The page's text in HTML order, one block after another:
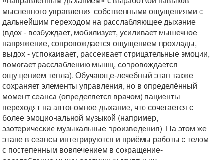
мысленного управления собственными ощущениями с
дальнейшим переходом на расслабляющее дыхание
(вдох - возбуждает, мобилизует, усиливает мышечное
напряжение, сопровождается ощущением прохлады,
выдох - успокаивает, рассеивает отрицательные эмоции,
помогает расслаблению мышц, сопровождается
ощущением тепла). Обучающе-лечебный этап также
сохраняет элементы управления, но в определённый
момент сеанса (определяется врачом) пациенты
переходят на автономное дыхание, что сочетается с
более эмоциональной музыкой (например,
эзотерические музыкальные произведения). На этом же
этапе в сеансы интегрируются и приёмы работы с телом
с постепенным вовлечением в сокращение-